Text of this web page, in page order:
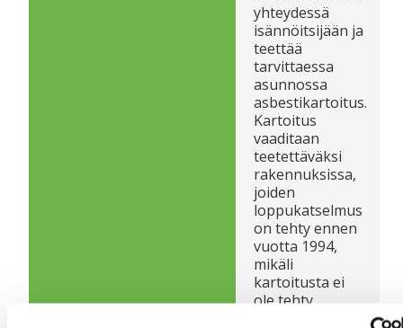
yhteydessä
isännöitsijään ja
teettää
tarvittaessa
asunnossa
asbestikartoitus.
Kartoitus
vaaditaan
teetettäväksi
rakennuksissa,
joiden
loppukatselmus
on tehty ennen
vuotta 1994,
mikäli
kartoitusta ei
ole tehty.